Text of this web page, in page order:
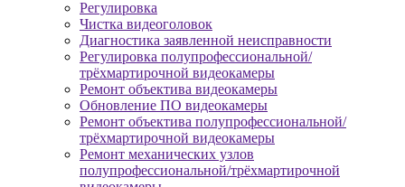
Регулировка
Чистка видеоголовок
Диагностика заявленной неисправности
Регулировка полупрофессиональной/
трёхмартирочной видеокамеры
Ремонт объектива видеокамеры
Обновление ПО видеокамеры
Ремонт объектива полупрофессиональной/
трёхмартирочной видеокамеры
Ремонт механических узлов
полупрофессиональной/трёхмартирочной